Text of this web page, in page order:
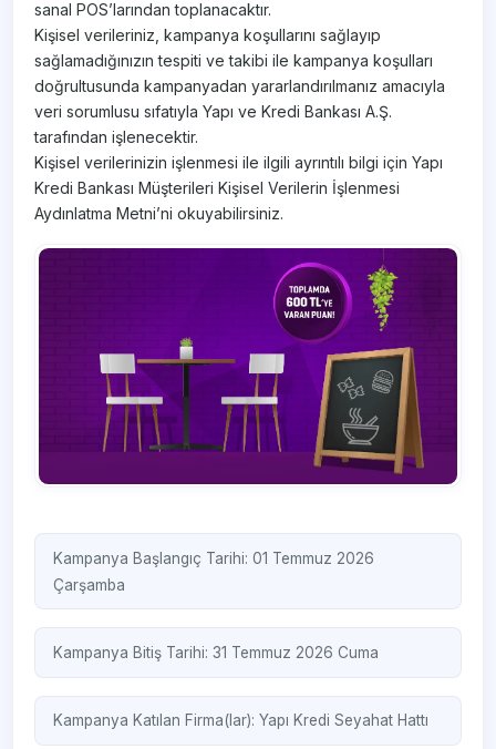
sanal POS’larından toplanacaktır.
Kişisel verileriniz, kampanya koşullarını sağlayıp
sağlamadığınızın tespiti ve takibi ile kampanya koşulları
doğrultusunda kampanyadan yararlandırılmanız amacıyla
veri sorumlusu sıfatıyla Yapı ve Kredi Bankası A.Ş.
tarafından işlenecektir.
Kişisel verilerinizin işlenmesi ile ilgili ayrıntılı bilgi için Yapı
Kredi Bankası Müşterileri Kişisel Verilerin İşlenmesi
Aydınlatma Metni’ni okuyabilirsiniz.
Kampanya Başlangıç Tarihi: 01 Temmuz 2026
Çarşamba
Kampanya Bitiş Tarihi: 31 Temmuz 2026 Cuma
Kampanya Katılan Firma(lar):Yapı Kredi Seyahat Hattı